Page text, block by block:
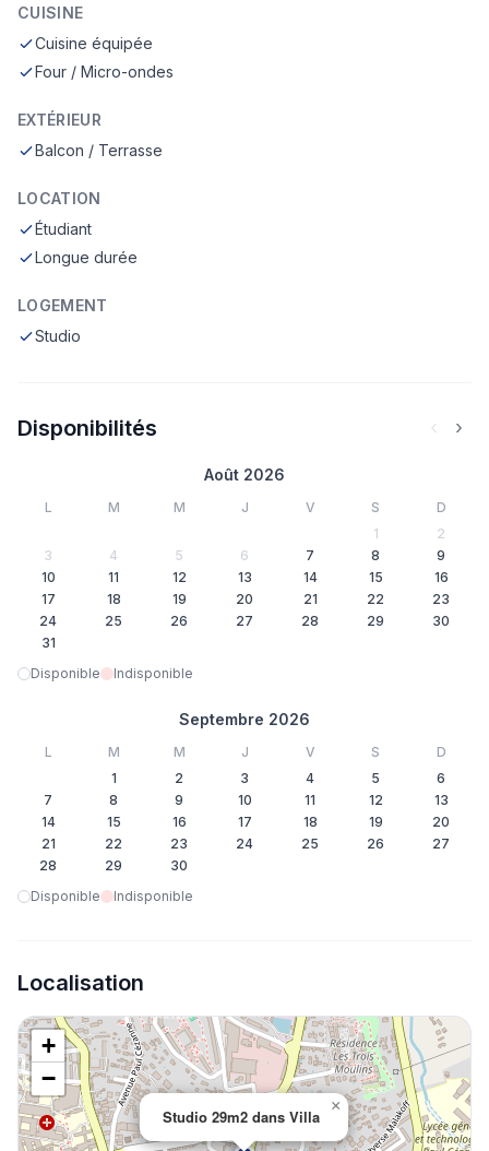
CUISINE
Cuisine équipée
Four / Micro-ondes
EXTÉRIEUR
Balcon / Terrasse
LOCATION
Étudiant
Longue durée
LOGEMENT
Studio
Disponibilités ‹ ›
Août 2026
L M M J V S
D
1
2
3
4 5 6 7 8
9
10
11 12 13 14 15
16
17
18 19 20 21 22
23
24
25 26 27 28 29
30
31
Disponible
Indisponible
Septembre 2026
L M M J V S
D
1
2 3 4 5
6
7
8 9 10 11 12
13
14
15 16 17 18 19
20
21
22 23 24 25 26
27
28
29
30
Disponible
Indisponible
Localisation
Studio 29m2 dans Villa
×
+
−